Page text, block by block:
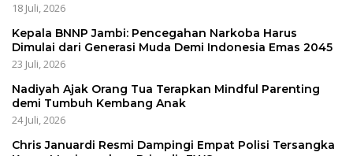
18 Juli, 2026
Kepala BNNP Jambi: Pencegahan Narkoba Harus
Dimulai dari Generasi Muda Demi Indonesia Emas 2045
23 Juli, 2026
Nadiyah Ajak Orang Tua Terapkan Mindful Parenting
demi Tumbuh Kembang Anak
24 Juli, 2026
Chris Januardi Resmi Dampingi Empat Polisi Tersangka